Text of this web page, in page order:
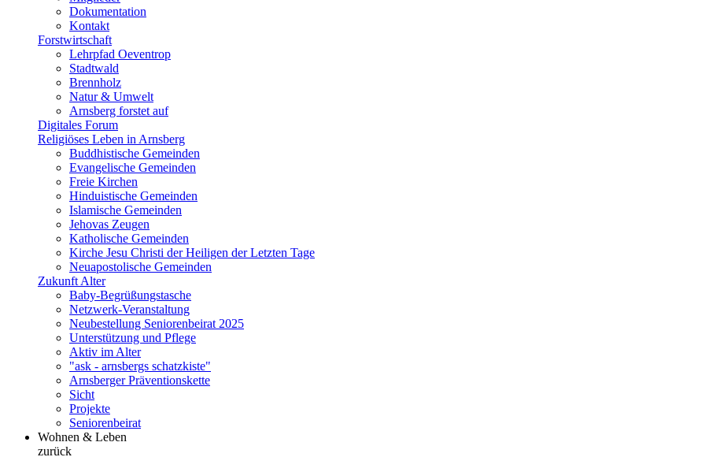
Dokumentation
Kontakt
Forstwirtschaft
Lehrpfad Oeventrop
Stadtwald
Brennholz
Natur & Umwelt
Arnsberg forstet auf
Digitales Forum
Religiöses Leben in Arnsberg
Buddhistische Gemeinden
Evangelische Gemeinden
Freie Kirchen
Hinduistische Gemeinden
Islamische Gemeinden
Jehovas Zeugen
Katholische Gemeinden
Kirche Jesu Christi der Heiligen der Letzten Tage
Neuapostolische Gemeinden
Zukunft Alter
Baby-Begrüßungstasche
Netzwerk-Veranstaltung
Neubestellung Seniorenbeirat 2025
Unterstützung und Pflege
Aktiv im Alter
"ask - arnsbergs schatzkiste"
Arnsberger Präventionskette
Sicht
Projekte
Seniorenbeirat
Wohnen & Leben
zurück